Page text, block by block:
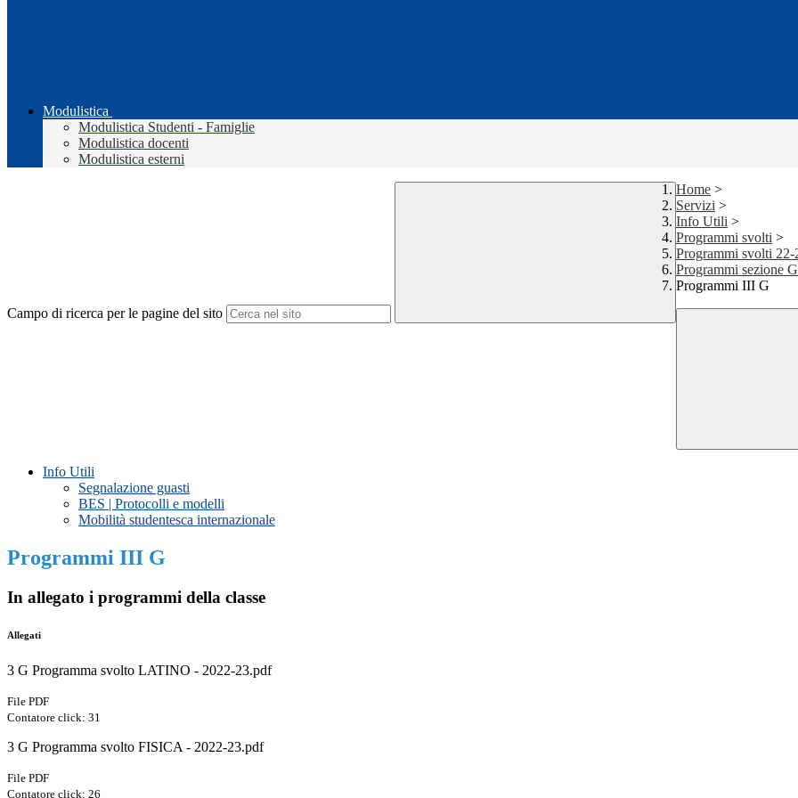
Modulistica
Modulistica Studenti - Famiglie
Modulistica docenti
Modulistica esterni
Campo di ricerca per le pagine del sito
Home >
Servizi >
Info Utili >
Programmi svolti >
Programmi svolti 22-
Programmi sezione G
Programmi III G
Info Utili
Segnalazione guasti
BES | Protocolli e modelli
Mobilità studentesca internazionale
Programmi III G
In allegato i programmi della classe
Allegati
3 G Programma svolto LATINO - 2022-23.pdf
File PDF
Contatore click: 31
3 G Programma svolto FISICA - 2022-23.pdf
File PDF
Contatore click: 26